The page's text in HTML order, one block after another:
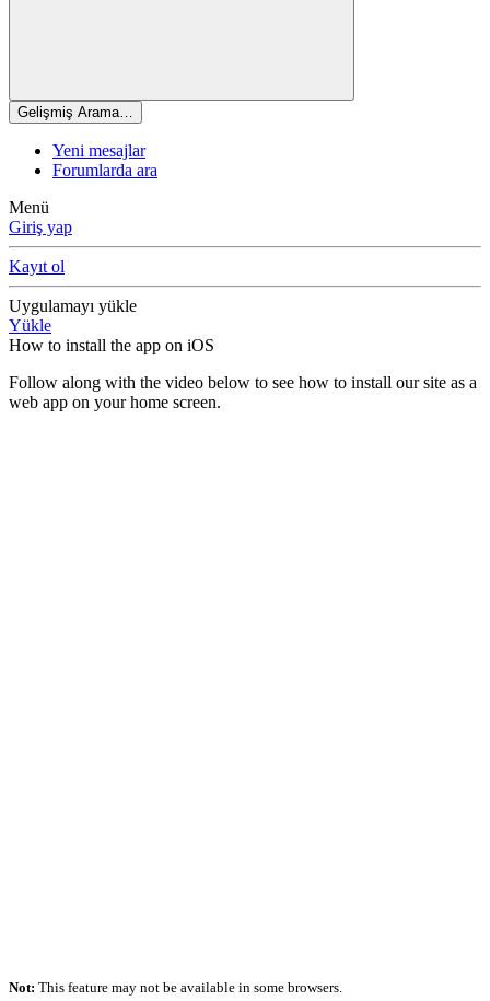
Gelişmiş Arama…
Yeni mesajlar
Forumlarda ara
Menü
Giriş yap
Kayıt ol
Uygulamayı yükle
Yükle
How to install the app on iOS
Follow along with the video below to see how to install our site as a
web app on your home screen.
Not: This feature may not be available in some browsers.